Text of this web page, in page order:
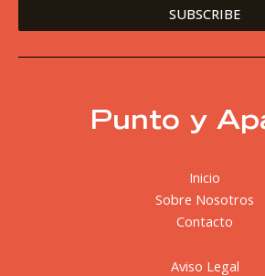
Punto y
Inicio
Sobre Nosotros
Contacto
Aviso Legal